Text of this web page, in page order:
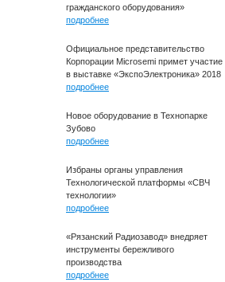
гражданского оборудования»
подробнее
Официальное представительство
Корпорации Microsemi примет участие
в выставке «ЭкспоЭлектроника» 2018
подробнее
Новое оборудование в Технопарке
Зубово
подробнее
Избраны органы управления
Технологической платформы «СВЧ
технологии»
подробнее
«Рязанский Радиозавод» внедряет
инструменты бережливого
производства
подробнее